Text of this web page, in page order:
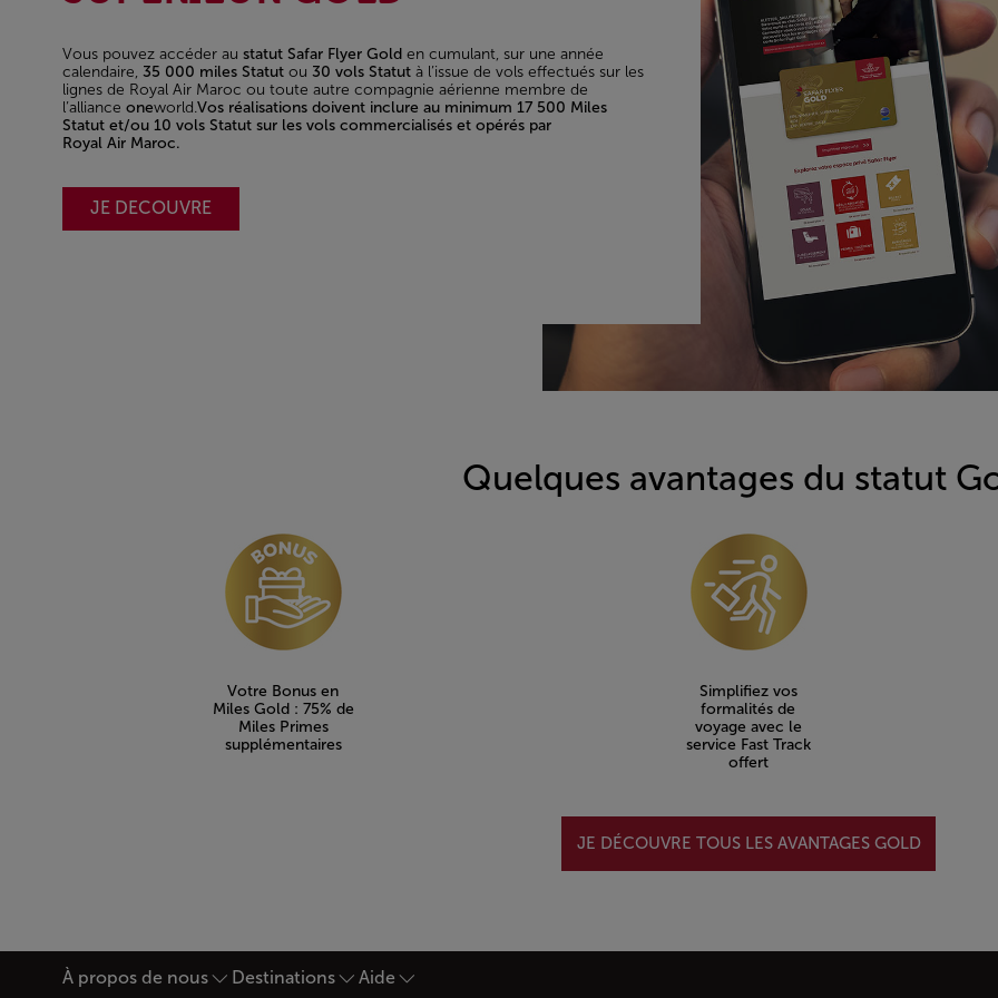
Vous pouvez accéder au statut Safar Flyer Gold en cumulant, sur une année
calendaire, 35 000 miles Statut ou 30 vols Statut à l’issue de vols effectués sur les
lignes de Royal Air Maroc ou toute autre compagnie aérienne membre de
l’alliance oneworld.Vos réalisations doivent inclure au minimum 17 500 Miles
Statut et/ou 10 vols Statut sur les vols commercialisés et opérés par
Royal Air Maroc.
JE DECOUVRE
Quelques avantages du statut
Votre Bonus en
Miles Gold : 75% de
Miles Primes
supplémentaires
Simplifiez vos
formalités de
voyage avec le
service Fast Track
offert
JE DÉCOUVRE TOUS LES AVANTAGES GOLD
À propos de nous Destinations Aide